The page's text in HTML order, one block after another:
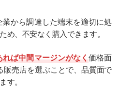
から調達した端末を適切に処
め、不安なく購入できます。
ば中間マージンがなく価格面
販売店を選ぶことで、品質面で
す。